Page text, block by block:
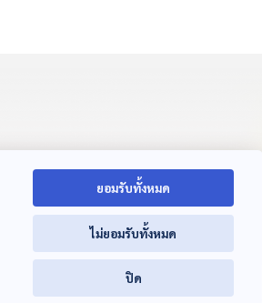
ยอมรับทั้งหมด
ไม่ยอมรับทั้งหมด
ปิด